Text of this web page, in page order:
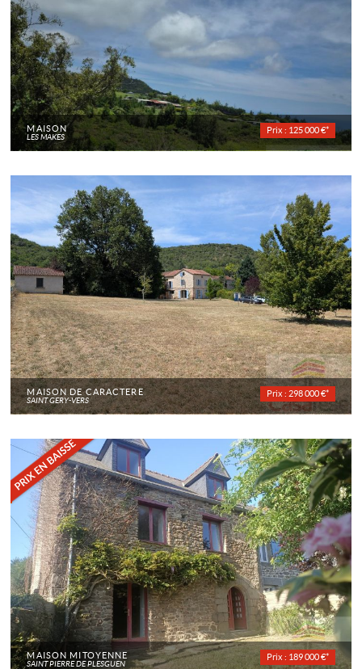
MAISON
LES MAKES
Prix : 125 000 €*
MAISON DE CARACTÈRE
SAINT GÉRY-VERS
Prix : 298 000 €*
MAISON MITOYENNE
SAINT PIERRE DE PLESGUEN
Prix : 189 000 €*